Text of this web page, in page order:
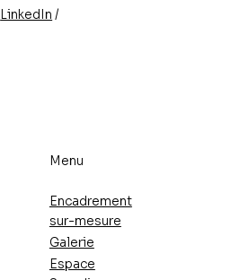
/
LinkedIn
Menu
Encadrement
sur-mesure
Galerie
Espace